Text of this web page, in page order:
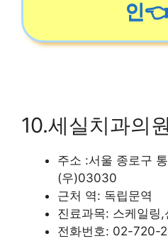
인
10.세실치과의원
주소 :서울 종로구
(우)03030
근처 역: 독립문역
진료과목: 스케일링
전화번호: 02-720-